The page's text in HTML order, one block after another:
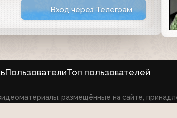
Вход через Телеграм
ПользователиТоп пользователей
размещённые на сайте,